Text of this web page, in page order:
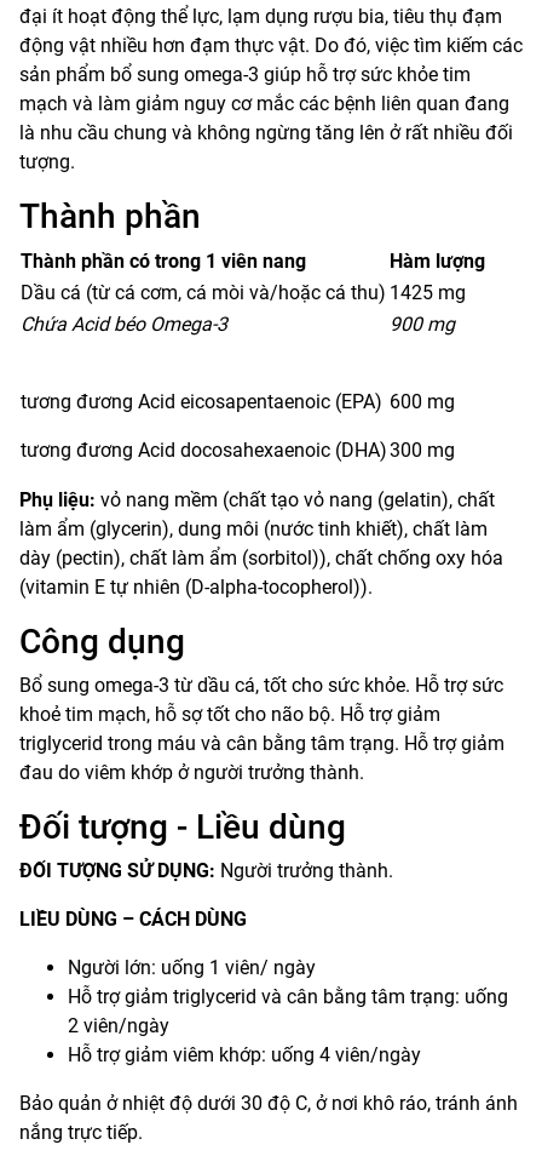
đại ít hoạt động thể lực, lạm dụng rượu bia, tiêu thụ đạm
động vật nhiều hơn đạm thực vật. Do đó, việc tìm kiếm các
sản phẩm bổ sung omega-3 giúp hỗ trợ sức khỏe tim
mạch và làm giảm nguy cơ mắc các bệnh liên quan đang
là nhu cầu chung và không ngừng tăng lên ở rất nhiều đối
tượng.
Thành phần
Thành phần có trong 1 viên nang
Hàm lượng
Dầu cá (từ cá cơm, cá mòi và/hoặc cá thu) 1425 mg
Chứa Acid béo Omega-3
tương đương Acid eicosapentaenoic (EPA)
tương đương Acid docosahexaenoic (DHA)
900 mg
600 mg
300 mg
Phụ liệu: vỏ nang mềm (chất tạo vỏ nang (gelatin), chất
làm ẩm (glycerin), dung môi (nước tinh khiết), chất làm
dày (pectin), chất làm ẩm (sorbitol)), chất chống oxy hóa
(vitamin E tự nhiên (D-alpha-tocopherol)).
Công dụng
Bổ sung omega-3 từ dầu cá, tốt cho sức khỏe. Hỗ trợ sức
khoẻ tim mạch, hỗ sợ tốt cho não bộ. Hỗ trợ giảm
triglycerid trong máu và cân bằng tâm trạng. Hỗ trợ giảm
đau do viêm khớp ở người trưởng thành.
Đối tượng - Liều dùng
ĐỐI TƯỢNG SỬ DỤNG: Người trưởng thành.
LIỀU DÙNG – CÁCH DÙNG
Người lớn: uống 1 viên/ ngày
Hỗ trợ giảm triglycerid và cân bằng tâm trạng: uống
2 viên/ngày
Hỗ trợ giảm viêm khớp: uống 4 viên/ngày
Bảo quản ở nhiệt độ dưới 30 độ C, ở nơi khô ráo, tránh ánh
nắng trực tiếp.